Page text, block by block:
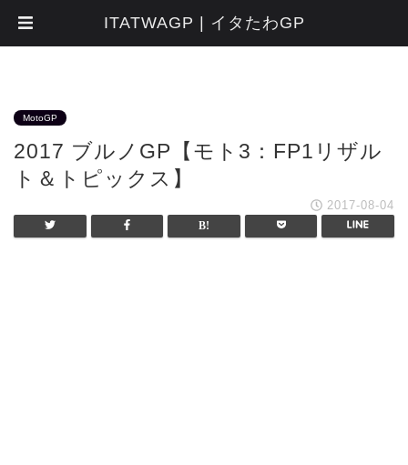
MotoGP
2017 ブルノGP【モト3：FP1リザル
ト＆トピックス】
2017-08-04
ITATWAGP | イタたわGP